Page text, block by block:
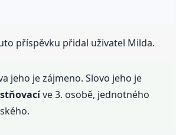
příspěvku přidal uživatel Milda.
jeho je zájmeno. Slovo jeho je
ve 3. osobě, jednotného